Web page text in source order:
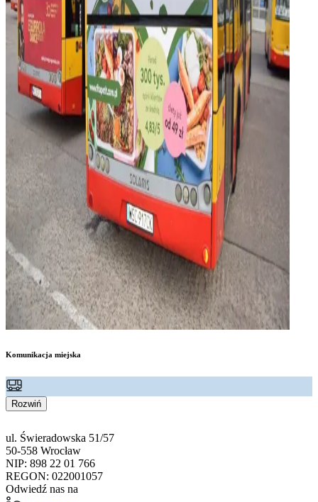
Komunikacja miejska
Rozwiń
ul. Świeradowska 51/57
50-558 Wrocław
NIP: 898 22 01 766
REGON: 022001057
Odwiedź nas na